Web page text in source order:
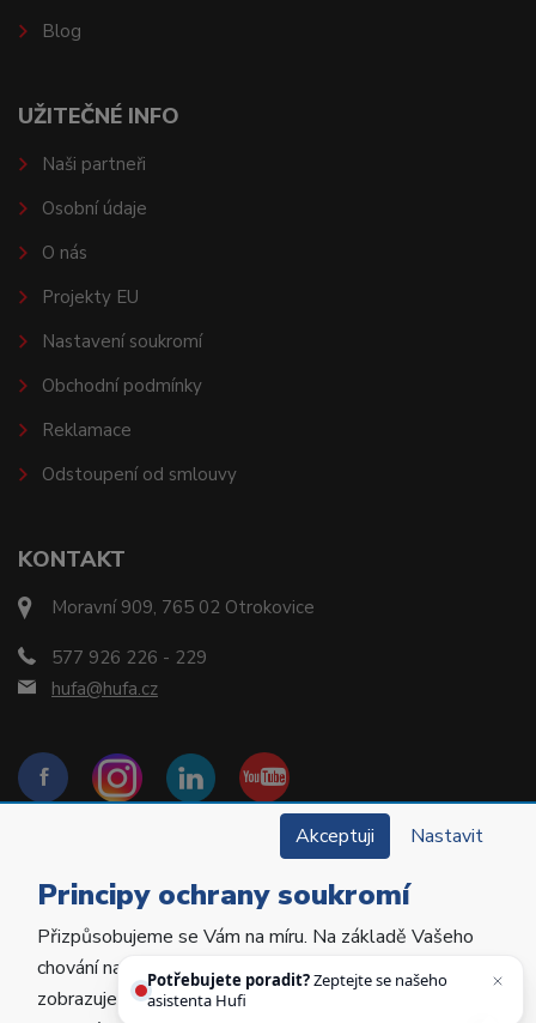
KONTAKT
Moravní 909, 765 02 Otrokovice
577 926 226 - 229
hufa@hufa.cz
Blog
UŽITEČNÉ INFO
Naši partneři
Osobní údaje
O nás
Projekty EU
Nastavení soukromí
Obchodní podmínky
Reklamace
Odstoupení od smlouvy
Copyright © 2022 Hu-Fa Dental a.s. Všechna práva
vyhrazena.
Akceptuji Nastavit
Principy ochrany soukromí
Přizpůsobujeme se Vám na míru. Na základě Vašeho
chování na webu personalizujeme jeho obsah a
zobrazujeme Vám relevantní nabídky a produkty.
Potřebujete poradit?Zeptejte se našeho
asistenta Hufiho.